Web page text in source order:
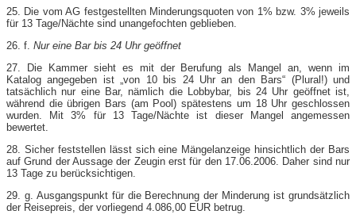
25. Die vom AG festgestellten Minderungsquoten von 1% bzw. 3% jeweils
für 13 Tage/Nächte sind unangefochten geblieben.
26. f. Nur eine Bar bis 24 Uhr geöffnet
27. Die Kammer sieht es mit der Berufung als Mangel an, wenn im
Katalog angegeben ist „von 10 bis 24 Uhr an den Bars“ (Plural!) und
tatsächlich nur eine Bar, nämlich die Lobbybar, bis 24 Uhr geöffnet ist,
während die übrigen Bars (am Pool) spätestens um 18 Uhr geschlossen
wurden. Mit 3% für 13 Tage/Nächte ist dieser Mangel angemessen
bewertet.
28. Sicher feststellen lässt sich eine Mängelanzeige hinsichtlich der Bars
auf Grund der Aussage der Zeugin erst für den 17.06.2006. Daher sind nur
13 Tage zu berücksichtigen.
29. g. Ausgangspunkt für die Berechnung der Minderung ist grundsätzlich
der Reisepreis, der vorliegend 4.086,00 EUR betrug.